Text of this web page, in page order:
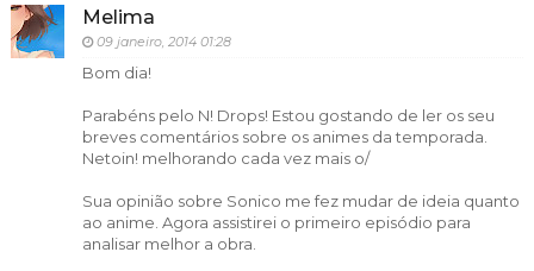
Melima
09 janeiro, 2014 01:28
Bom dia!
Parabéns pelo N! Drops! Estou gostando de ler os seu
breves comentários sobre os animes da temporada.
Netoin! melhorando cada vez mais o/
Sua opinião sobre Sonico me fez mudar de ideia quanto
ao anime. Agora assistirei o primeiro episódio para
analisar melhor a obra.